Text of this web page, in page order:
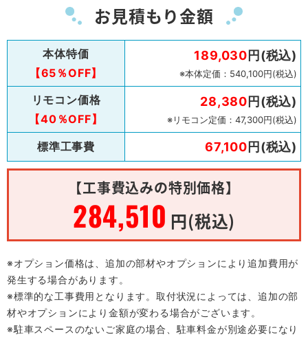
お見積もり金額
本体特価
【65％OFF】
189,030 円(税込)
※本体定価：540,100円(税込)
リモコン価格
【40％OFF】
28,380 円(税込)
※リモコン定価：47,300円(税込)
標準工事費 67,100 円(税込)
【工事費込みの特別価格】
284,510 円(税込)
※オプション価格は、追加の部材やオプションにより追加費用が
発生する場合があります。
※標準的な工事費用となります。取付状況によっては、追加の部
材やオプションにより金額が変わる場合がございます。
※駐車スペースのないご家庭の場合、駐車料金が別途必要になり